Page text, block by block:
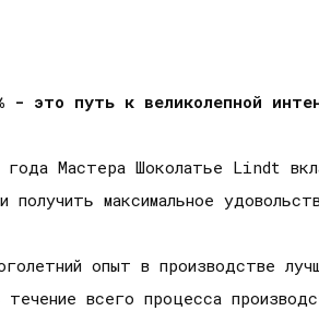
- это путь к великолепной
года Мастера Шоколатье Lindt
получить максимальное
опыт в производстве
течение всего процесса